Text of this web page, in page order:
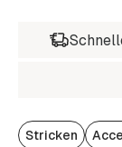
Stricken